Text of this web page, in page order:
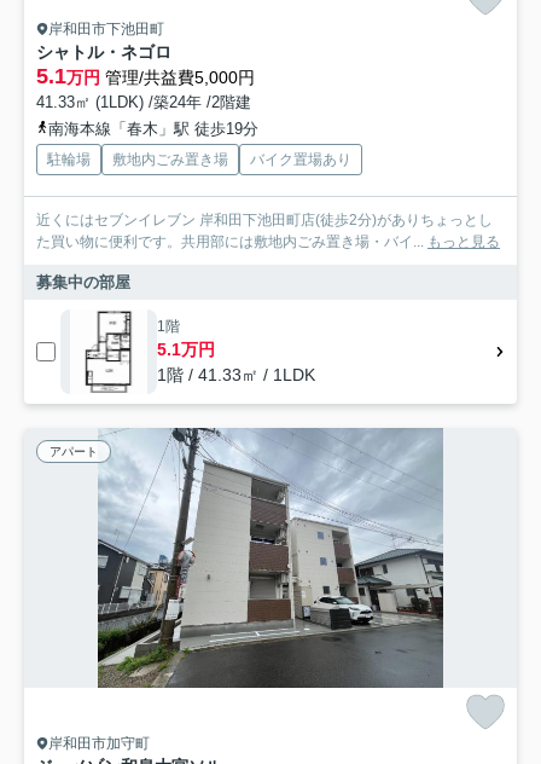
岸和田市下池田町
シャトル・ネゴロ
5.1万円 管理/共益費5,000円
41.33㎡ (1LDK) /築24年 /2階建
南海本線「春木」駅 徒歩19分
駐輪場 敷地内ごみ置き場 バイク置場あり
近くにはセブンイレブン 岸和田下池田町店(徒歩2分)がありちょっとし
た買い物に便利です。共用部には敷地内ごみ置き場・バイ... もっと見る
募集中の部屋
1階
5.1万円
1階 / 41.33㎡ / 1LDK
アパート
岸和田市加守町